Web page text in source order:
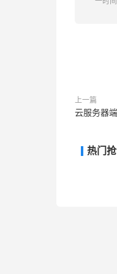
上一篇
云服务器
热门